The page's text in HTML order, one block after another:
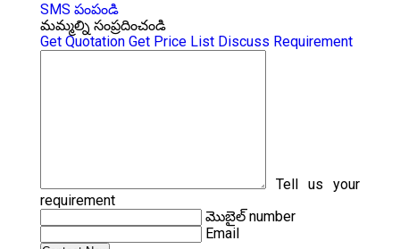
SMS పంపండి
మమ్మల్ని సంప్రదించండి
Get Quotation Get Price List Discuss Requirement
Tell us your
requirement
మొబైల్ number
Email